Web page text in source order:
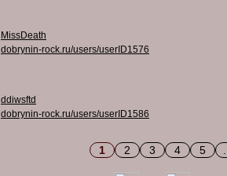
MissDeath
dobrynin-rock.ru/users/userID1576
ddiwsftd
dobrynin-rock.ru/users/userID1586
1 2 3 4 5